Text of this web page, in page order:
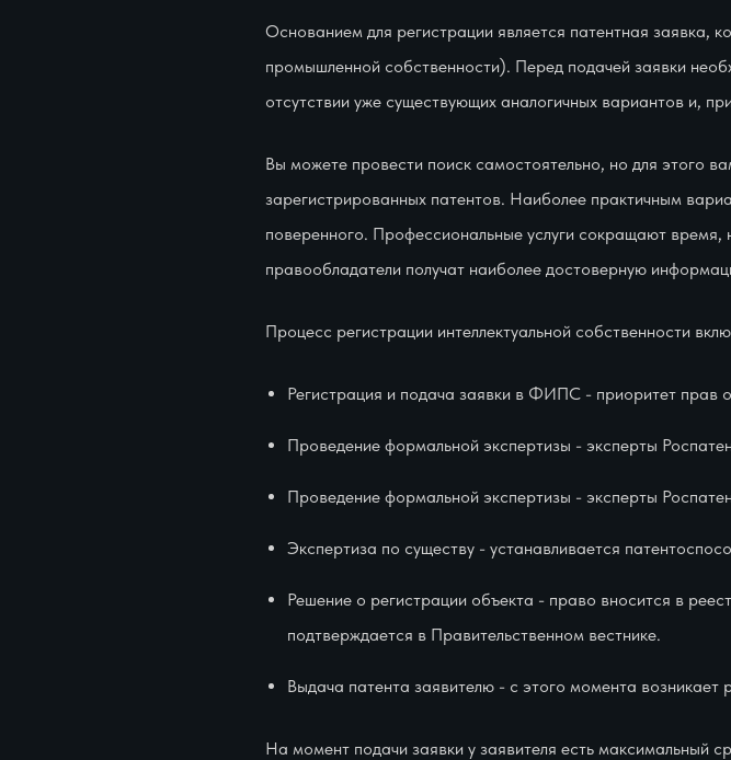
Основанием для регистрации является патентная
промышленной собственности). Перед подачей заявки
отсутствии уже существующих аналогичных вариантов и,
Вы можете провести поиск самостоятельно, но для этого
зарегистрированных патентов. Наиболее практичным
поверенного. Профессиональные услуги сокращают
правообладатели получат наиболее достоверную
Процесс регистрации интеллектуальной собственности
Регистрация и подача заявки в ФИПС - приоритет прав
Проведение формальной экспертизы - эксперты
Проведение формальной экспертизы - эксперты
Экспертиза по существу - устанавливается
Решение о регистрации объекта - право вносится в
подтверждается в Правительственном вестнике.
Выдача патента заявителю - с этого момента возникает
На момент подачи заявки у заявителя есть максимальный